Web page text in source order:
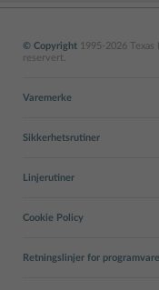
© Copyright 1995-2026
reservert.
Varemerke
Sikkerhetsrutiner
Linjerutiner
Cookie Policy
Retningslinjer for